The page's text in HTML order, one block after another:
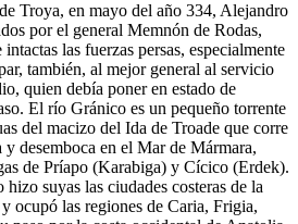
Troya, en mayo del año 334, Alejandro
por el general Memnón de Rodas,
las fuerzas persas, especialmente
también, al mejor general al servicio
quien debía poner en estado de
El río Gránico es un pequeño torrente
del macizo del Ida de Troade que corre
desemboca en el Mar de Mármara,
de Príapo (Karabiga) y Cícico (Erdek).
suyas las ciudades costeras de la
ocupó las regiones de Caria, Frigia,